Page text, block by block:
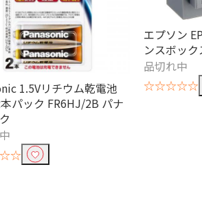
1.5Vリチウム乾電池
パック FR6HJ/2B パナ
エプソン
ンスボック
品切れ中
☆☆☆☆☆